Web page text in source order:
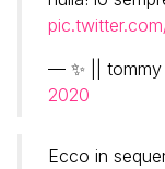
— ✨ || tommy
2020
Ecco in